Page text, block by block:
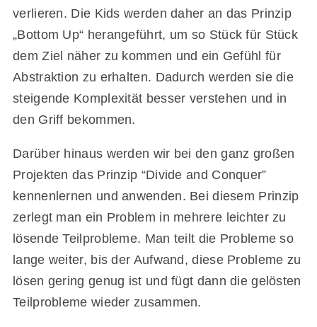
verlieren. Die Kids werden daher an das Prinzip
„Bottom Up“ herangeführt, um so Stück für Stück
dem Ziel näher zu kommen und ein Gefühl für
Abstraktion zu erhalten. Dadurch werden sie die
steigende Komplexität besser verstehen und in
den Griff bekommen.
Darüber hinaus werden wir bei den ganz großen
Projekten das Prinzip “Divide and Conquer”
kennenlernen und anwenden. Bei diesem Prinzip
zerlegt man ein Problem in mehrere leichter zu
lösende Teilprobleme. Man teilt die Probleme so
lange weiter, bis der Aufwand, diese Probleme zu
lösen gering genug ist und fügt dann die gelösten
Teilprobleme wieder zusammen.